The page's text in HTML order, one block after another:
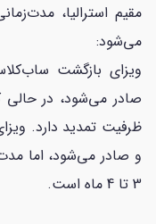
مقیم استرالیا،
می‌شود:
3 تا 4 ماه است.